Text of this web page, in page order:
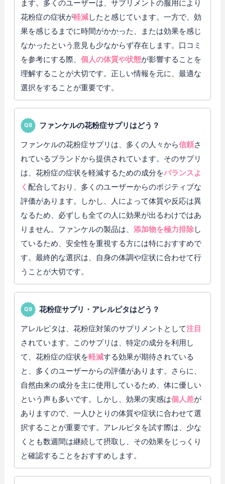
ます。多くのユーザーは、サプリメントの服用により
花粉症の症状が軽減したと感じています。一方で、効
果を感じるまでに時間がかかった、または効果を感じ
なかったという意見も少なからず存在します。口コミ
を参考にする際、 個人の体質や状態が影響することを
理解することが大切です。正しい情報を元に、最適な
選択をすることが重要です。
ファンケルの花粉症サプリはどう？
ファンケルの花粉症サプリは、多くの人々から信頼さ
れているブランドから提供されています。そのサプリ
は、花粉症の症状を軽減するための成分をバランスよ
く 配合しており、多くのユーザーからのポジティブな
評価があります。しかし、人によって体質や反応は異
なるため、必ずしも全ての人に効果が出るわけではあ
りません。ファンケルの製品は、 添加物を極力排除し
ているため、安全性を重視する方には特におすすめで
す。最終的な選択は、自身の体調や症状に合わせて行
うことが大切です。
花粉症サプリ・アレルピタはどう？
アレルピタは、花粉症対策のサプリメントとして注目
されています。このサプリは、特定の成分を利用し
て、花粉症の症状を軽減する効果が期待されている
と、多くのユーザーからの評価があります。さらに、
自然由来の成分を主に使用しているため、体に優しい
という声も多いです。しかし、効果の実感は個人差が
ありますので、一人ひとりの体質や症状に合わせて選
択することが重要です。アレルピタを試す際は、少な
くとも数週間は継続して摂取し、その効果をじっくり
と確認することをおすすめします。